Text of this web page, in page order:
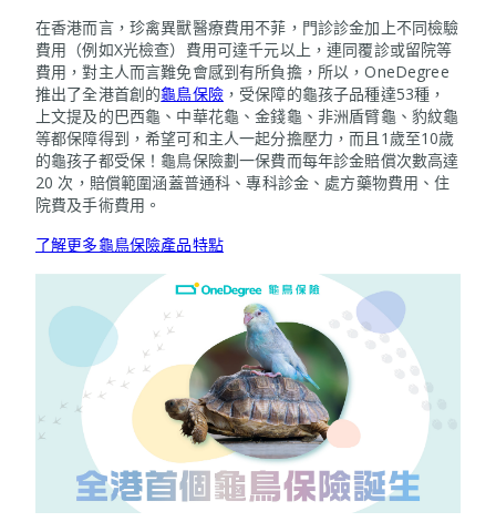
在香港而言，珍禽異獸醫療費用不菲，門診診金加上不同檢驗
費用（例如X光檢查）費用可達千元以上，連同覆診或留院等
費用，對主人而言難免會感到有所負擔，所以，OneDegree
推出了全港首創的龜鳥保險，受保障的龜孩子品種達53種，
上文提及的巴西龜、中華花龜、金錢龜、非洲盾臂龜、豹紋龜
等都保障得到，希望可和主人一起分擔壓力，而且1歲至10歲
的龜孩子都受保！龜鳥保險劃一保費而每年診金賠償次數高達
20 次，賠償範圍涵蓋普通科、專科診金、處方藥物費用、住
院費及手術費用。
了解更多龜鳥保險產品特點